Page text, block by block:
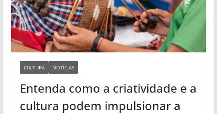
CULTURA NOTÍCIAS
Entenda como a criatividade e a
cultura podem impulsionar a